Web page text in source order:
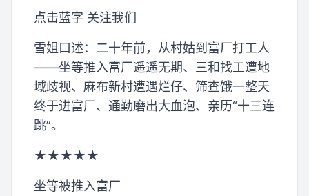
点击蓝字 关注我们
雪姐口述：二十年前，从村姑到富厂打工人
——坐等推入富厂遥遥无期、三和找工遭地
域歧视、麻布新村遭遇烂仔、筛查饿一整天
终于进富厂、通勤磨出大血泡、亲历“十三连
跳”。
★★★★★
坐等被推入富厂